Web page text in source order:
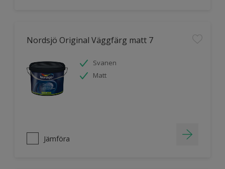
Nordsjö Original Väggfärg matt 7
Svanen
Matt
Jämföra